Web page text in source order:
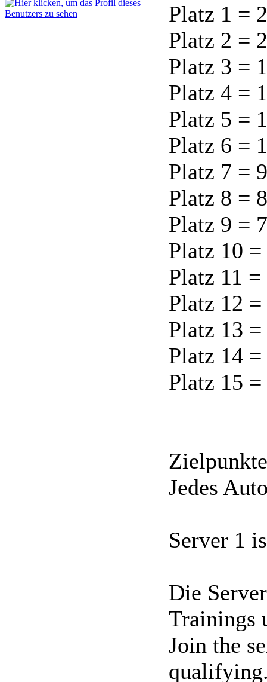
Platz 1 =
Platz 2 =
Platz 3 =
Platz 4 =
Platz 5 =
Platz 6 =
Platz 7 =
Platz 8 =
Platz 9 =
Platz 10
Platz 11
Platz 12
Platz 13
Platz 14
Platz 15
Jedes
Server 1
Die
Trainings
Join the